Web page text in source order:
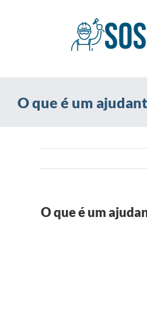
O que é um
O que é um